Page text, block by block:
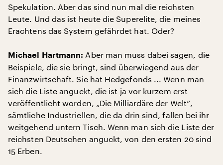
Spekulation. Aber das sind nun mal die reichsten
Leute. Und das ist heute die Superelite, die meines
Erachtens das System gefährdet hat. Oder?
Michael Hartmann: Aber man muss dabei sagen, die
Beispiele, die sie bringt, sind überwiegend aus der
Finanzwirtschaft. Sie hat Hedgefonds ... Wenn man
sich die Liste anguckt, die ist ja vor kurzem erst
veröffentlicht worden, „Die Milliardäre der Welt“,
sämtliche Industriellen, die da drin sind, fallen bei ihr
weitgehend untern Tisch. Wenn man sich die Liste der
reichsten Deutschen anguckt, von den ersten 20 sind
15 Erben.